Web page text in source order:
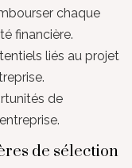
chaque
financière.
liés au projet
de
de sélection